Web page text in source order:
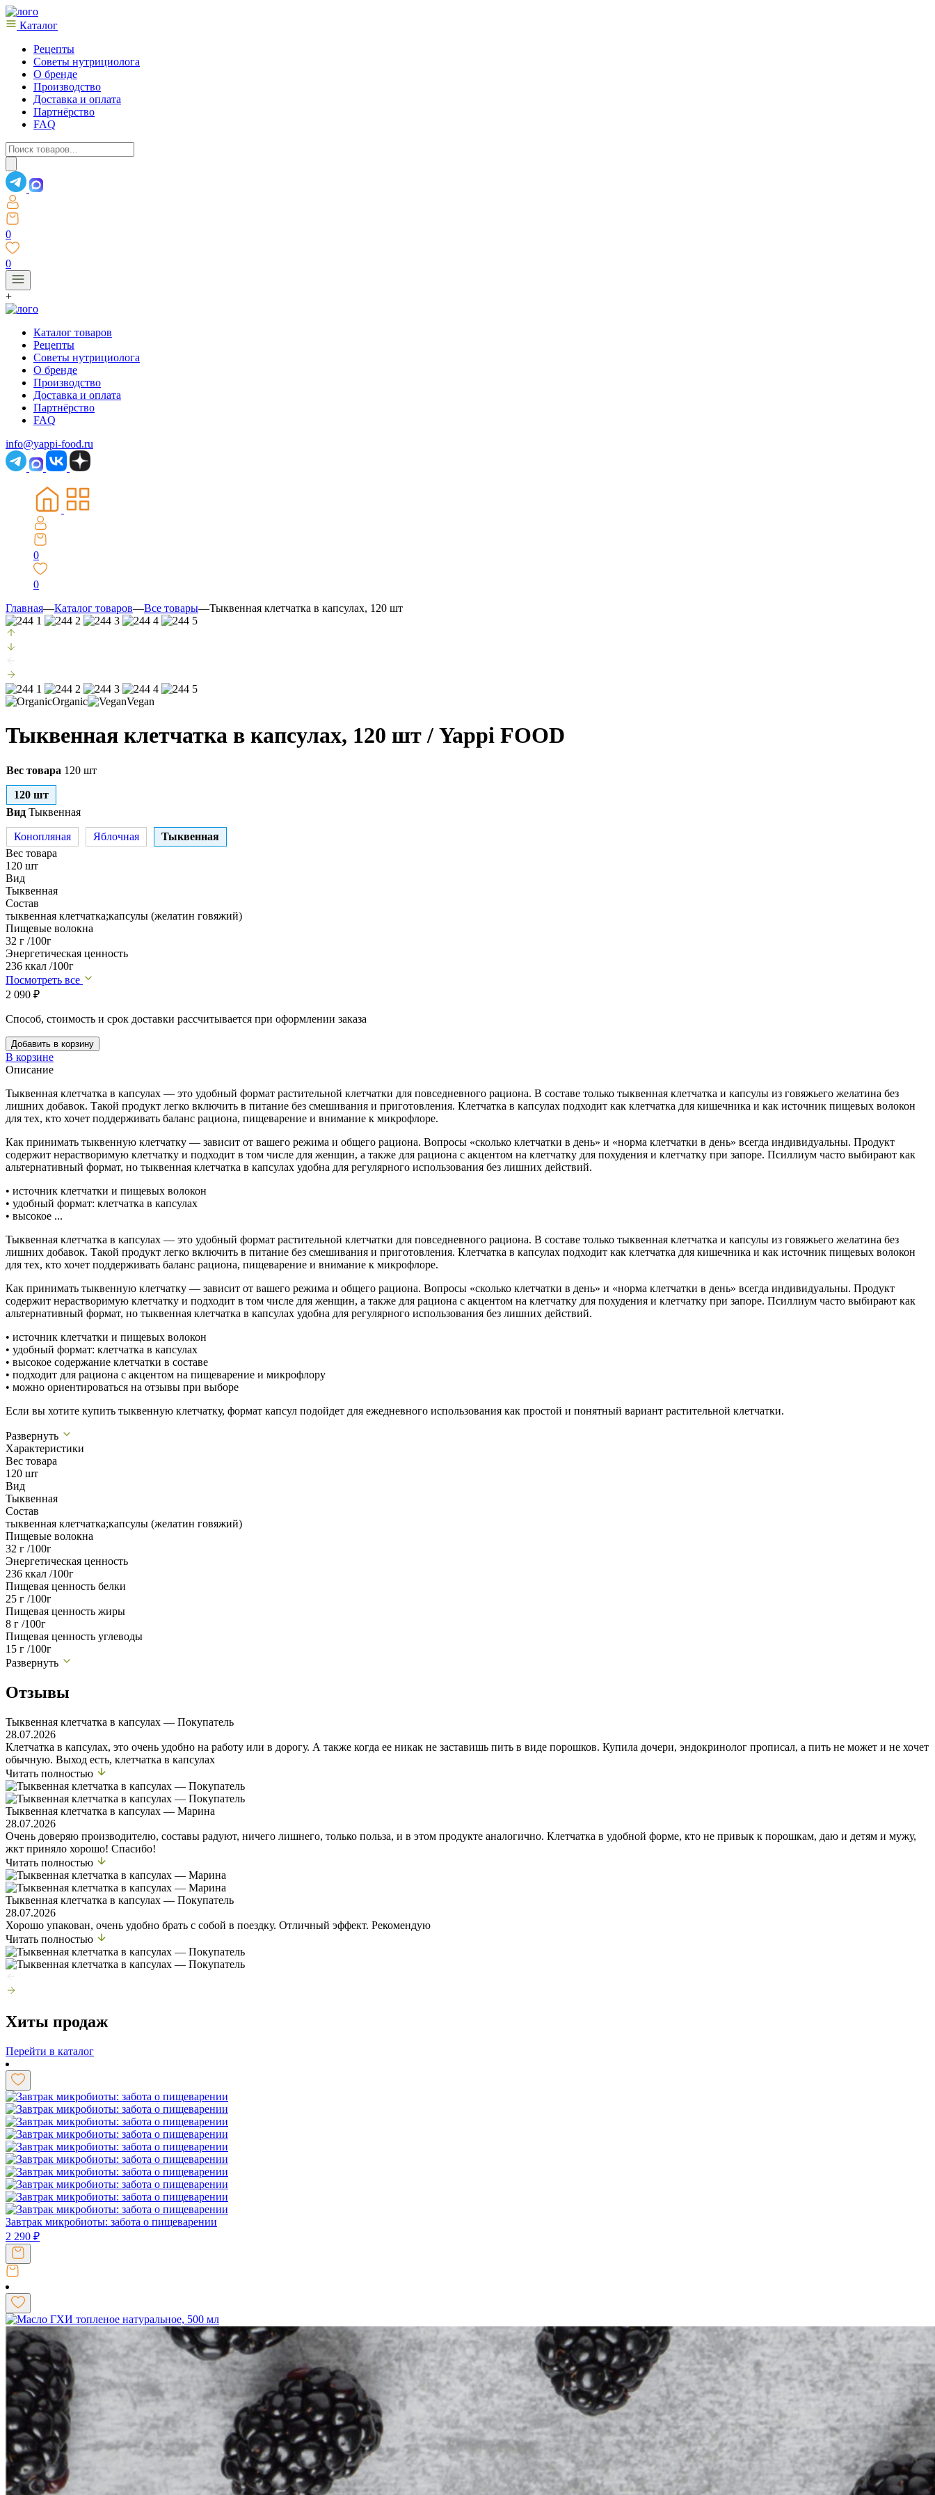
Каталог
Рецепты
Советы нутрициолога
О бренде
Производство
Доставка и оплата
Партнёрство
FAQ
Поиск
товаров
0
0
+
Каталог товаров
Рецепты
Советы нутрициолога
О бренде
Производство
Доставка и оплата
Партнёрство
FAQ
info@yappi-food.ru
0
0
Главная—Каталог товаров—Все товары—Тыквенная клетчатка в капсулах, 120 шт
Organic Vegan
Тыквенная клетчатка в капсулах, 120 шт/ Yappi FOOD
Вес товара 120 шт
120 шт
Вид Тыквенная
Конопляная Яблочная
Тыквенная
Вес товара
120 шт
Вид
Тыквенная
Состав
тыквенная клетчатка;капсулы (желатин говяжий)
Пищевые волокна
32 г /100г
Энергетическая ценность
236 ккал /100г
Посмотреть все
2 090 ₽
Способ, стоимость и срок доставки рассчитывается при оформлении заказа
Добавить в корзину
В корзине
Описание
Тыквенная клетчатка в капсулах — это удобный формат растительной клетчатки для повседневного рациона. В составе только тыквенная клетчатка и капсулы из говяжьего желатина без
лишних добавок. Такой продукт легко включить в питание без смешивания и приготовления. Клетчатка в капсулах подходит как клетчатка для кишечника и как источник пищевых волокон
для тех, кто хочет поддерживать баланс рациона, пищеварение и внимание к микрофлоре.
Как принимать тыквенную клетчатку — зависит от вашего режима и общего рациона. Вопросы «сколько клетчатки в день» и «норма клетчатки в день» всегда индивидуальны. Продукт
содержит нерастворимую клетчатку и подходит в том числе для женщин, а также для рациона с акцентом на клетчатку для похудения и клетчатку при запоре. Псиллиум часто выбирают как
альтернативный формат, но тыквенная клетчатка в капсулах удобна для регулярного использования без лишних действий.
• источник клетчатки и пищевых волокон
• удобный формат: клетчатка в капсулах
• высокое ...
Тыквенная клетчатка в капсулах — это удобный формат растительной клетчатки для повседневного рациона. В составе только тыквенная клетчатка и капсулы из говяжьего желатина без
лишних добавок. Такой продукт легко включить в питание без смешивания и приготовления. Клетчатка в капсулах подходит как клетчатка для кишечника и как источник пищевых волокон
для тех, кто хочет поддерживать баланс рациона, пищеварение и внимание к микрофлоре.
Как принимать тыквенную клетчатку — зависит от вашего режима и общего рациона. Вопросы «сколько клетчатки в день» и «норма клетчатки в день» всегда индивидуальны. Продукт
содержит нерастворимую клетчатку и подходит в том числе для женщин, а также для рациона с акцентом на клетчатку для похудения и клетчатку при запоре. Псиллиум часто выбирают как
альтернативный формат, но тыквенная клетчатка в капсулах удобна для регулярного использования без лишних действий.
• источник клетчатки и пищевых волокон
• удобный формат: клетчатка в капсулах
• высокое содержание клетчатки в составе
• подходит для рациона с акцентом на пищеварение и микрофлору
• можно ориентироваться на отзывы при выборе
Если вы хотите купить тыквенную клетчатку, формат капсул подойдет для ежедневного использования как простой и понятный вариант растительной клетчатки.
Развернуть
Характеристики
Вес товара
120 шт
Вид
Тыквенная
Состав
тыквенная клетчатка;капсулы (желатин говяжий)
Пищевые волокна
32 г /100г
Энергетическая ценность
236 ккал /100г
Пищевая ценность белки
25 г /100г
Пищевая ценность жиры
8 г /100г
Пищевая ценность углеводы
15 г /100г
Развернуть
Отзывы
Тыквенная клетчатка в капсулах — Покупатель
28.07.2026
Клетчатка в капсулах, это очень удобно на работу или в дорогу. А также когда ее никак не заставишь пить в виде порошков. Купила дочери, эндокринолог прописал, а пить не может и не хочет
обычную. Выход есть, клетчатка в капсулах
Читать полностью
Тыквенная клетчатка в капсулах — Марина
28.07.2026
Очень доверяю производителю, составы радуют, ничего лишнего, только польза, и в этом продукте аналогично. Клетчатка в удобной форме, кто не привык к порошкам, даю и детям и мужу,
жкт приняло хорошо! Спасибо!
Читать полностью
Тыквенная клетчатка в капсулах — Покупатель
28.07.2026
Хорошо упакован, очень удобно брать с собой в поездку. Отличный эффект. Рекомендую
Читать полностью
Хиты продаж
Перейти в каталог
Завтрак микробиоты: забота о пищеварении
2 290 ₽